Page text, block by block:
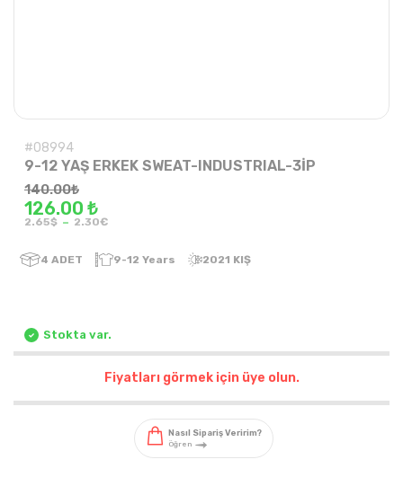
#08994
9-12 YAŞ ERKEK SWEAT-INDUSTRIAL-3İP
140.00₺
126.00 ₺
2.65$ - 2.30€
4 ADET 9-12 Years 2021 KIŞ
Stokta var.
Fiyatları görmek için üye olun.